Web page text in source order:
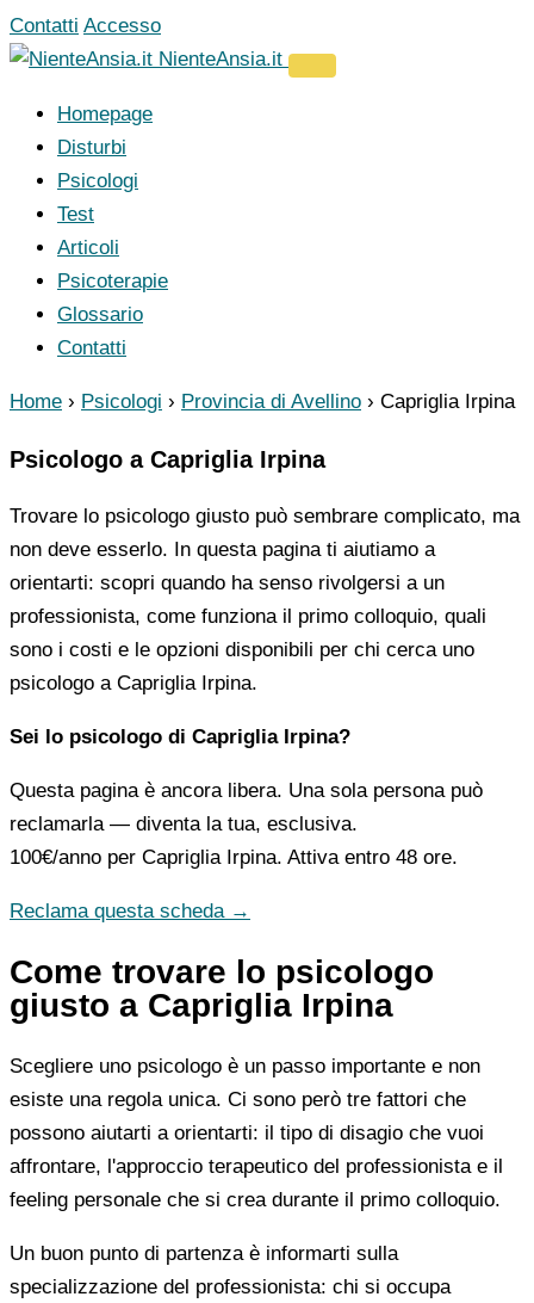
Vai
al
Contatti Accesso
NienteAnsia.it
Homepage
Disturbi
Psicologi
Test
Articoli
Psicoterapie
Glossario
Contatti
Home › Psicologi › Provincia di Avellino › Capriglia Irpina
Psicologo a Capriglia Irpina
Trovare lo psicologo giusto può sembrare complicato, ma
non deve esserlo. In questa pagina ti aiutiamo a
orientarti: scopri quando ha senso rivolgersi a un
professionista, come funziona il primo colloquio, quali
sono i costi e le opzioni disponibili per chi cerca uno
psicologo a Capriglia Irpina.
Sei lo psicologo di Capriglia Irpina?
Questa pagina è ancora libera. Una sola persona può
reclamarla — diventa la tua, esclusiva.
100€/anno per Capriglia Irpina. Attiva entro 48 ore.
Reclama questa scheda →
Come trovare lo psicologo
giusto a Capriglia Irpina
Scegliere uno psicologo è un passo importante e non
esiste una regola unica. Ci sono però tre fattori che
possono aiutarti a orientarti: il tipo di disagio che vuoi
affrontare, l'approccio terapeutico del professionista e il
feeling personale che si crea durante il primo colloquio.
Un buon punto di partenza è informarti sulla
specializzazione del professionista: chi si occupa